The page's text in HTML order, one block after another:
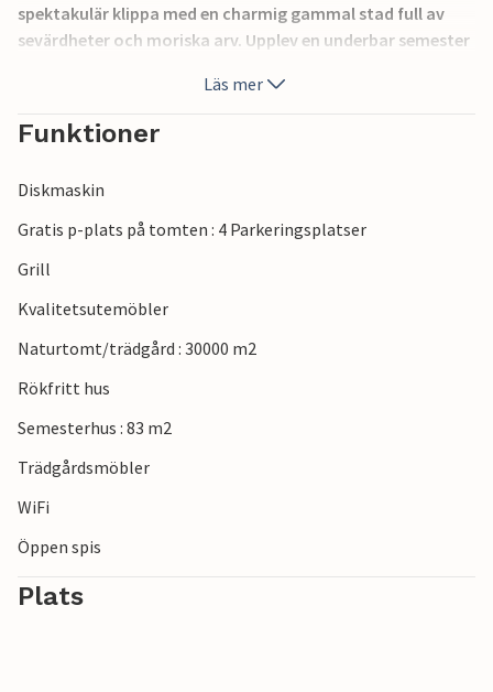
spektakulär klippa med en charmig gammal stad full av
sevärdheter och moriska arv. Upplev en underbar semester
kan också prova det utmärkta andalusiska köket!
Läs mer
Funktioner
Diskmaskin
Gratis p-plats på tomten : 4 Parkeringsplatser
Grill
Kvalitetsutemöbler
Naturtomt/trädgård : 30000 m2
Rökfritt hus
Semesterhus : 83 m2
Trädgårdsmöbler
WiFi
Öppen spis
Plats